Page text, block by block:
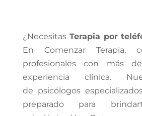
¿Necesitas Terapia por
En Comenzar Terapia,
profesionales con más
experiencia clínica.
de psicólogos
preparado para